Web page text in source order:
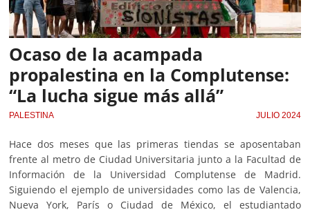
Ocaso de la acampada
propalestina en la Complutense:
“La lucha sigue más allá”
PALESTINA JULIO 2024
Hace dos meses que las primeras tiendas se aposentaban
frente al metro de Ciudad Universitaria junto a la Facultad de
Información de la Universidad Complutense de Madrid.
Siguiendo el ejemplo de universidades como las de Valencia,
Nueva York, París o Ciudad de México, el estudiantado